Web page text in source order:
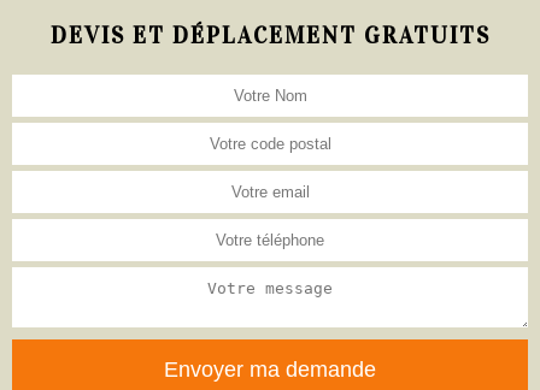
DEVIS ET DÉPLACEMENT GRATUITS